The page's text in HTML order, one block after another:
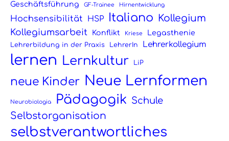
Geschäftsführung GF-Trainee Hirnentwicklung
Hochsensibilität HSP Italiano Kollegium
Kollegiumsarbeit Konflikt Kriese Legasthenie
Lehrerbildung in der Praxis LehrerIn Lehrerkollegium
lernen Lernkultur LiP
neue Kinder Neue Lernformen
Neurobiologia Pädagogik Schule
Selbstorganisation
selbstverantwortliches